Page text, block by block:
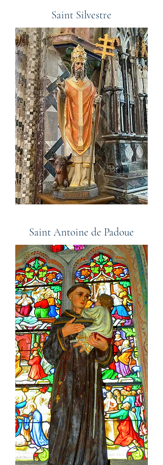
Saint Silvestre
Saint Antoine de Padoue